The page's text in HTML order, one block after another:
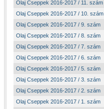
Olaj Cseppek 2016-2017 / 11. szám
Olaj Cseppek 2016-2017 / 10. szám
Olaj Cseppek 2016-2017 / 9. szám
Olaj Cseppek 2016-2017 / 8. szám
Olaj Cseppek 2016-2017 / 7. szám
Olaj Cseppek 2016-2017 / 6. szám
Olaj Cseppek 2016-2017 / 5. szám
Olaj Cseppek 2016-2017 / 3. szám
Olaj Cseppek 2016-2017 / 2. szám
Olaj Cseppek 2016-2017 / 1. szám